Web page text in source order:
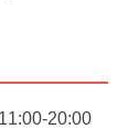
20:00